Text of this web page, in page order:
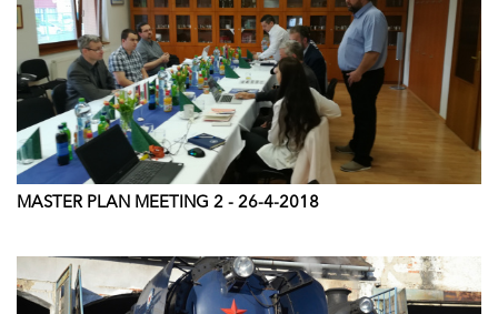
MASTER PLAN MEETING 2 - 26-4-2018